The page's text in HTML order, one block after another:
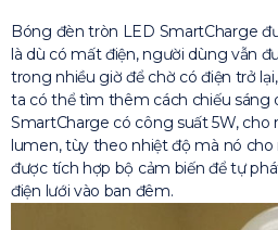
Bóng đèn tròn LED SmartCharge
là dù có mất điện, người dùng vẫn
trong nhiều giờ để chờ có điện trở
ta có thể tìm thêm cách chiếu sáng
SmartCharge có công suất 5W, cho
lumen, tùy theo nhiệt độ mà nó cho
được tích hợp bộ cảm biến để tự
điện lưới vào ban đêm.